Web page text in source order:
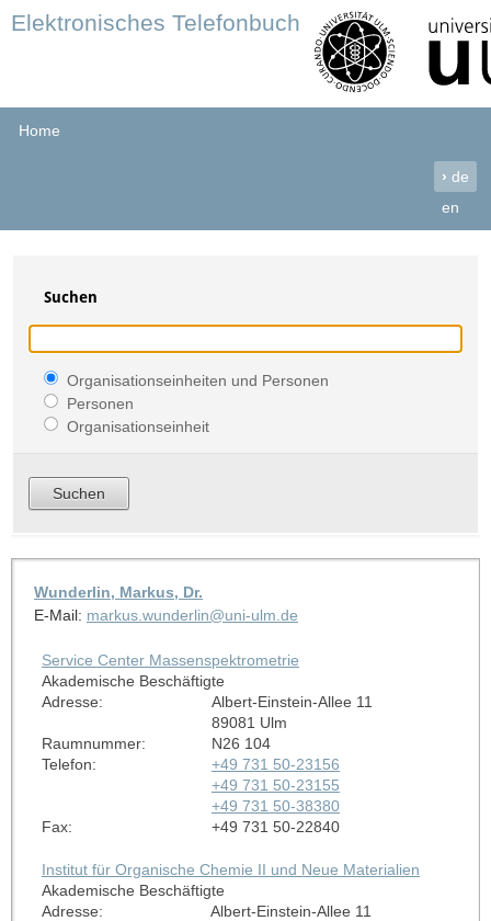
Elektronisches Telefonbuch
Home
› de
en
Suchen
Organisationseinheiten und Personen
Personen
Organisationseinheit
Wunderlin, Markus, Dr.
E-Mail: markus.wunderlin@uni-ulm.de
Service Center Massenspektrometrie
Akademische Beschäftigte
Adresse:
Albert-Einstein-Allee 11
89081 Ulm
Raumnummer:
N26 104
Telefon:
+49 731 50-23156
+49 731 50-23155
+49 731 50-38380
Fax:
+49 731 50-22840
Institut für Organische Chemie II und Neue Materialien
Akademische Beschäftigte
Adresse:
Albert-Einstein-Allee 11